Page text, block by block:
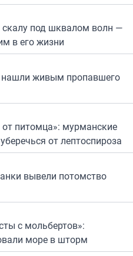
скалу под шквалом волн —
в его жизни
живым пропавшего
питомца»: мурманские
от лептоспироза
вывели потомство
с мольбертов»:
море в шторм